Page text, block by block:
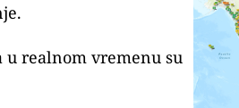
u realnom vremenu su